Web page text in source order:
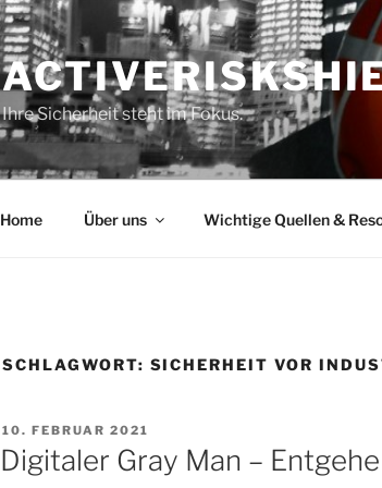
Ihre Sicherheit steht im Fokus.
Home Über uns Wichtige Quellen &
SCHLAGWORT: SICHERHEIT VOR
VERÖFFENTLICHT
AM
10. FEBRUAR 2021
Digitaler Gray Man –